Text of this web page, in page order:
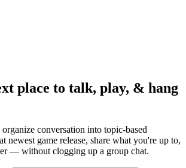
place to talk, play, & hang
conversation into topic-based
newest game release, share what you're up to,
— without clogging up a group chat.